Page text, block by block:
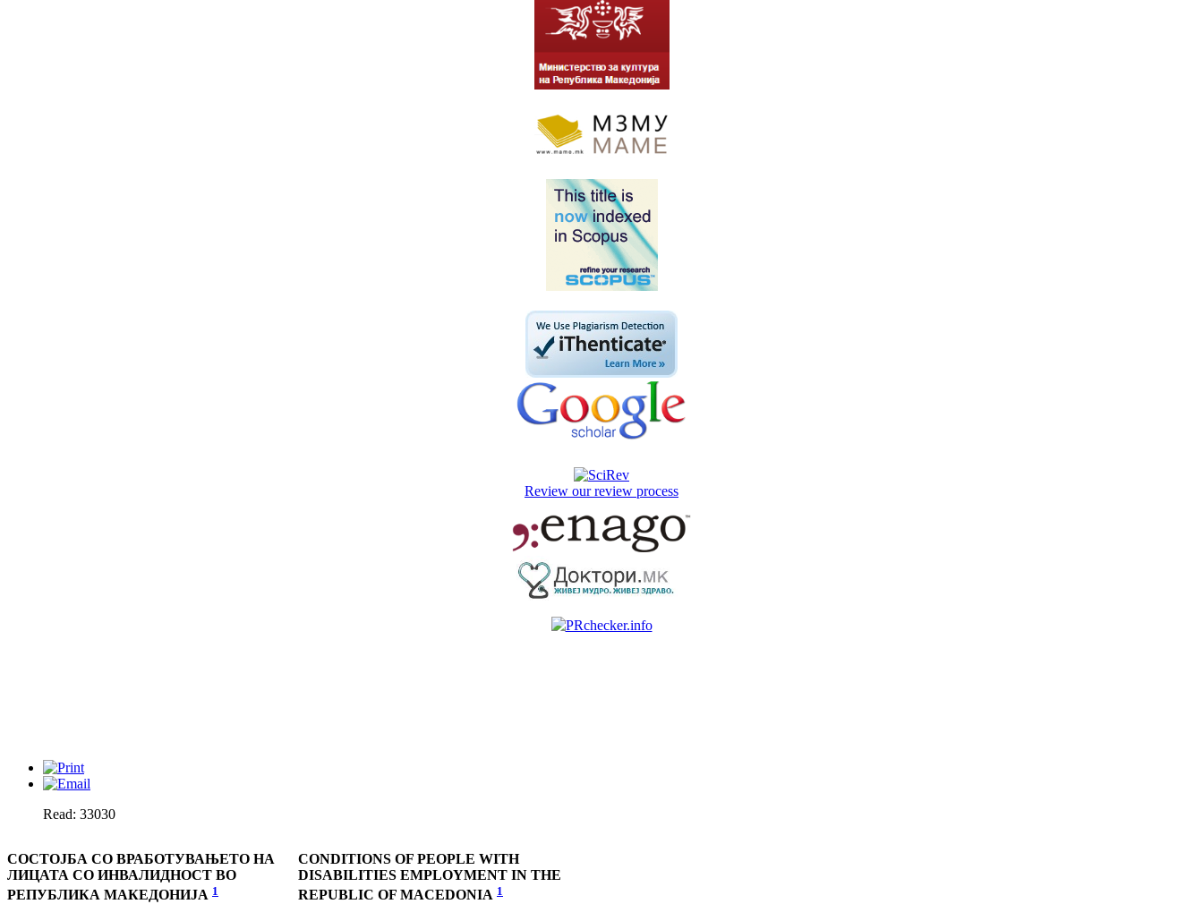
Review our review process
Read: 33030
СОСТОЈБА СО ВРАБОТУВАЊЕТО НА
ЛИЦАТА СО ИНВАЛИДНОСТ ВО
РЕПУБЛИКА МАКЕДОНИЈА 1
CONDITIONS OF PEOPLE WITH
DISABILITIES EMPLOYMENT IN THE
REPUBLIC OF MACEDONIA 1